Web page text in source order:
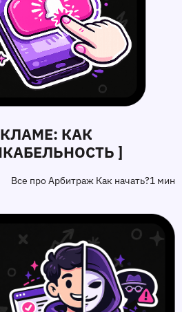
КАК
]
Все про Арбитраж Как начать?1 мин